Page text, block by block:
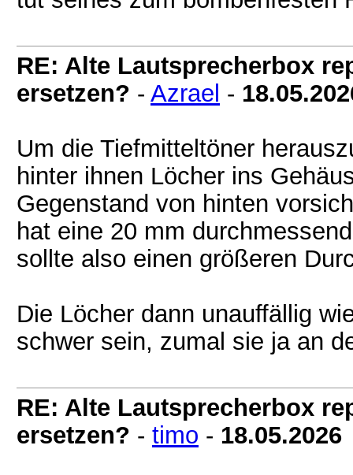
RE: Alte Lautsprecherbox
ersetzen? - Azrael -
Um die Tiefmitteltöner
hinter ihnen Löcher ins
Gegenstand von hinten
hat eine 20 mm
sollte also einen größeren
Die Löcher dann unauffällig
schwer sein, zumal sie ja an
RE: Alte Lautsprecherbox
ersetzen? - timo - 18.05.2026